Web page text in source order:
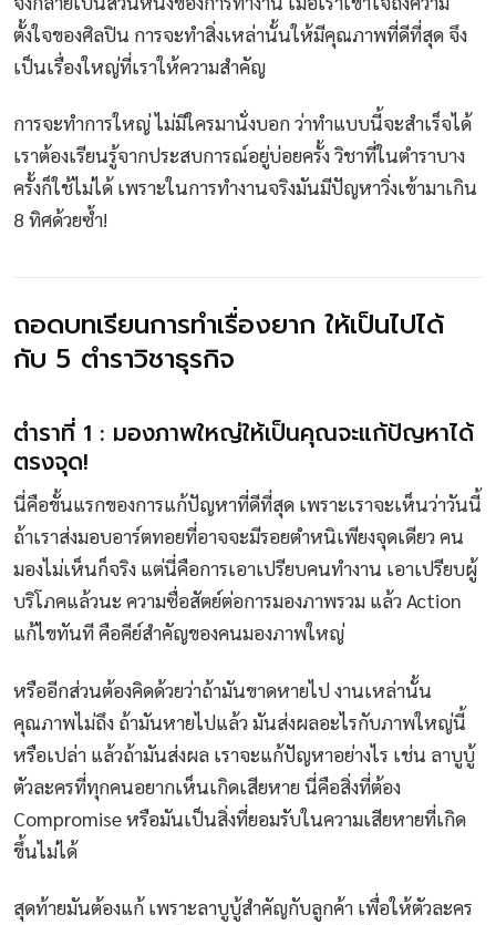
ตั้งใจของศิลปิน การจะทำสิ่งเหล่านั้นให้มีคุณภาพที่ดีที่สุด จึง
เป็นเรื่องใหญ่ที่เราให้ความสำคัญ
การจะทำการใหญ่ ไม่มีใครมานั่งบอก ว่าทำแบบนี้จะสำเร็จได้
เราต้องเรียนรู้จากประสบการณ์อยู่บ่อยครั้ง วิชาที่ในตำราบาง
ครั้งก็ใช้ไม่ได้ เพราะในการทำงานจริงมันมีปัญหาวิ่งเข้ามาเกิน
8 ทิศด้วยซ้ำ!
ถอดบทเรียนการทำเรื่องยาก ให้เป็นไปได้
กับ 5 ตำราวิชาธุรกิจ
ตำราที่ 1 : มองภาพใหญ่ให้เป็นคุณจะแก้ปัญหาได้
ตรงจุด!
นี่คือขั้นแรกของการแก้ปัญหาที่ดีที่สุด เพราะเราจะเห็นว่าวันนี้
ถ้าเราส่งมอบอาร์ตทอยที่อาจจะมีรอยตำหนิเพียงจุดเดียว คน
มองไม่เห็นก็จริง แต่นี่คือการเอาเปรียบคนทำงาน เอาเปรียบผู้
บริโภคแล้วนะ ความซื่อสัตย์ต่อการมองภาพรวม แล้ว Action
แก้ไขทันที คือคีย์สำคัญของคนมองภาพใหญ่
หรืออีกส่วนต้องคิดด้วยว่าถ้ามันขาดหายไป งานเหล่านั้น
คุณภาพไม่ถึง ถ้ามันหายไปแล้ว มันส่งผลอะไรกับภาพใหญ่นี้
หรือเปล่า แล้วถ้ามันส่งผล เราจะแก้ปัญหาอย่างไร เช่น ลาบูบู้
ตัวละครที่ทุกคนอยากเห็นเกิดเสียหาย นี่คือสิ่งที่ต้อง
Compromise หรือมันเป็นสิ่งที่ยอมรับในความเสียหายที่เกิด
ขึ้นไม่ได้
สุดท้ายมันต้องแก้ เพราะลาบูบู้สำคัญกับลูกค้า เพื่อให้ตัวละคร